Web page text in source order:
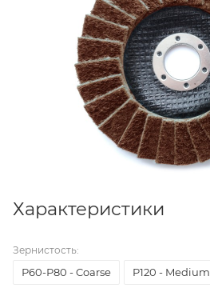
Характеристики
Зернистость:
Р60-Р80 - Coarse P120 - Medium